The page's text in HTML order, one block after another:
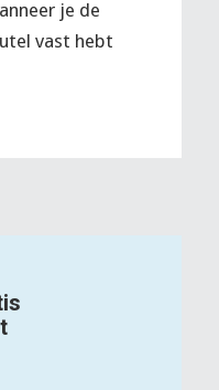
je de
vast hebt